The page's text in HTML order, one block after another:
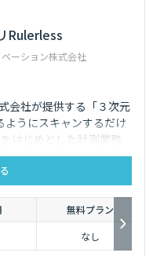
Rulerless
ーション株式会社
会社が提供する「３次元
うにスキャンするだけ
はじめとした計測業務
場そのままを共有しコミ
削減に貢献いたします。
無料プラン
なし